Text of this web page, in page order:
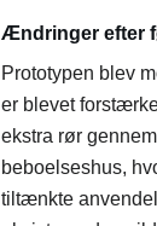
Ændringer efter
Prototypen blev
er blevet
ekstra rør
beboelseshus,
tiltænkte